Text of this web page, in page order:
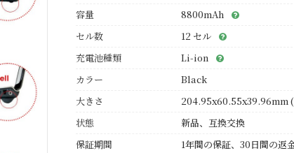
容量
8800mAh
セル数
12 セル
充電池種類
Li-ion
カラー
Black
大きさ
204.95x60.55x39.96mm
状態
新品、互換交換
保証期間
1年間の保証、30日間の返